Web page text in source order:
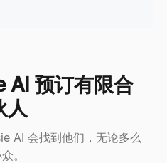
AI 预订有限合
人
AI 会找到他们，无论多么
。